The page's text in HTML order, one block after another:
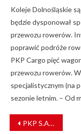
Koleje Dolnośląskie
będzie dysponował
przewozu rowerów.
poprawić podróże
PKP Cargo pięć
przewozu rowerów.
specjalistycznym (na
sezonie letnim. – Od
NAWIGACJA
WPISU
PKP S.A. zmienią dworce kolejowe w Nisku i Mielcu